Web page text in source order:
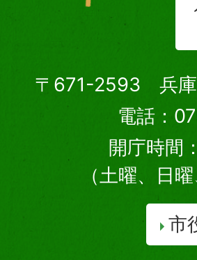
〒671-2593 兵庫
電話：
開庁時間
（土曜、日
市